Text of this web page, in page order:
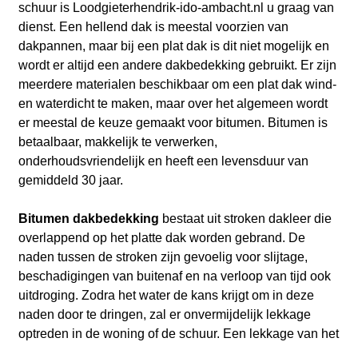
schuur is Loodgieterhendrik-ido-ambacht.nl u graag van
dienst. Een hellend dak is meestal voorzien van
dakpannen, maar bij een plat dak is dit niet mogelijk en
wordt er altijd een andere dakbedekking gebruikt. Er zijn
meerdere materialen beschikbaar om een plat dak wind-
en waterdicht te maken, maar over het algemeen wordt
er meestal de keuze gemaakt voor bitumen. Bitumen is
betaalbaar, makkelijk te verwerken,
onderhoudsvriendelijk en heeft een levensduur van
gemiddeld 30 jaar.
Bitumen dakbedekking bestaat uit stroken dakleer die
overlappend op het platte dak worden gebrand. De
naden tussen de stroken zijn gevoelig voor slijtage,
beschadigingen van buitenaf en na verloop van tijd ook
uitdroging. Zodra het water de kans krijgt om in deze
naden door te dringen, zal er onvermijdelijk lekkage
optreden in de woning of de schuur. Een lekkage van het